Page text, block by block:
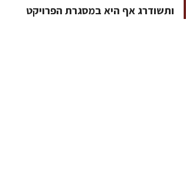
ותשודרג אף היא במסגרת הפרויקט